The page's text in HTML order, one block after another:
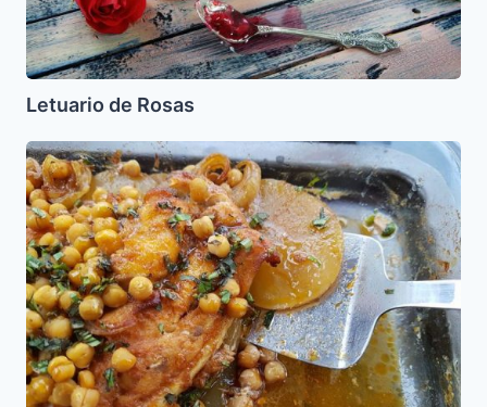
Letuario de Rosas
Pescado
Marroqui